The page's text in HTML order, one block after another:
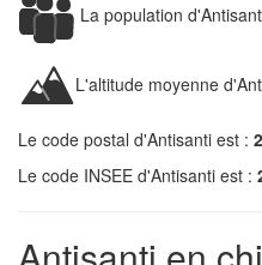
La population
L'altitude moyenne
Le code postal d'Antisanti est :
Le code INSEE d'Antisanti est :